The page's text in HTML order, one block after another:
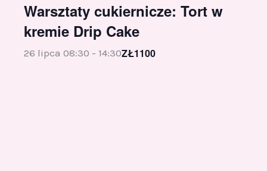
Warsztaty cukiernicze: Tort w
kremie Drip Cake
26 lipca 08:30 - 14:30ZŁ1100